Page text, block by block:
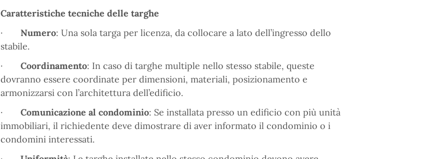
Caratteristiche tecniche delle targhe
· Numero: Una sola targa per licenza, da collocare a lato dell’ingresso dello
stabile.
· Coordinamento: In caso di targhe multiple nello stesso stabile, queste
dovranno essere coordinate per dimensioni, materiali, posizionamento e
armonizzarsi con l’architettura dell’edificio.
· Comunicazione al condominio: Se installata presso un edificio con più unità
immobiliari, il richiedente deve dimostrare di aver informato il condominio o i
condomini interessati.